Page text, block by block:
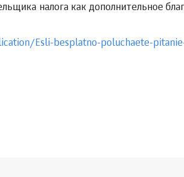
налога как дополнительное
Esli-besplatno-poluchaete-